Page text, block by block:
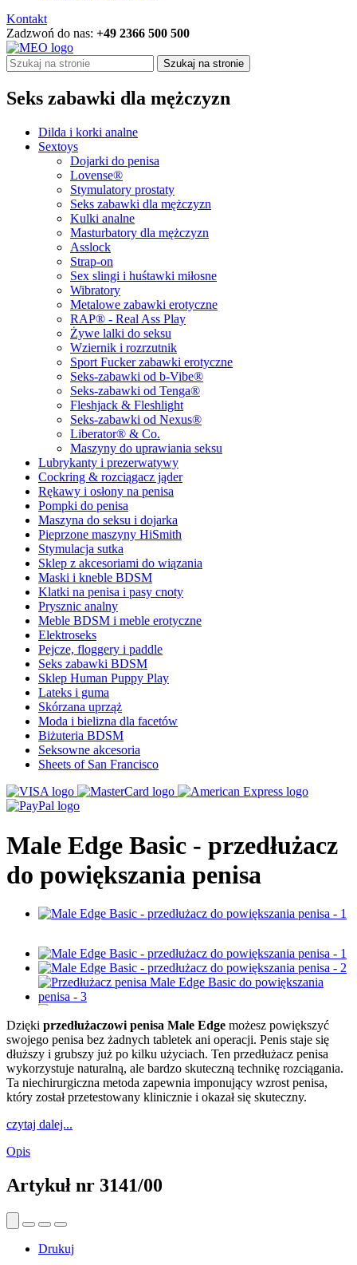
Kontakt
Zadzwoń do nas: +49 2366 500 500
Szukaj na stronie
Seks zabawki dla mężczyzn
Dilda i korki analne
Sextoys
Dojarki do penisa
Lovense®
Stymulatory prostaty
Seks zabawki dla mężczyzn
Kulki analne
Masturbatory dla mężczyzn
Asslock
Strap-on
Sex slingi i huśtawki miłosne
Wibratory
Metalowe zabawki erotyczne
RAP® - Real Ass Play
Żywe lalki do seksu
Wziernik i rozrzutnik
Sport Fucker zabawki erotyczne
Seks-zabawki od b-Vibe®
Seks-zabawki od Tenga®
Fleshjack & Fleshlight
Seks-zabawki od Nexus®
Liberator® & Co.
Maszyny do uprawiania seksu
Lubrykanty i prezerwatywy
Cockring & rozciągacz jąder
Rękawy i osłony na penisa
Pompki do penisa
Maszyna do seksu i dojarka
Pieprzone maszyny HiSmith
Stymulacja sutka
Sklep z akcesoriami do wiązania
Maski i kneble BDSM
Klatki na penisa i pasy cnoty
Prysznic analny
Meble BDSM i meble erotyczne
Elektroseks
Pejcze, floggery i paddle
Seks zabawki BDSM
Sklep Human Puppy Play
Lateks i guma
Skórzana uprząż
Moda i bielizna dla facetów
Biżuteria BDSM
Seksowne akcesoria
Sheets of San Francisco
Male Edge Basic - przedłużacz
do powiększania penisa
Dzięki przedłużaczowi penisa Male Edge możesz powiększyć
swojego penisa bez żadnych tabletek ani operacji. Penis staje się
dłuższy i grubszy już po kilku użyciach. Ten przedłużacz penisa
wykorzystuje naturalną, ale bardzo skuteczną technikę rozciągania.
Ta niechirurgiczna metoda zapewnia imponujący wzrost penisa,
który został przetestowany klinicznie i okazał się skuteczny.
czytaj dalej...
Opis
Artykuł nr 3141/00
Drukuj